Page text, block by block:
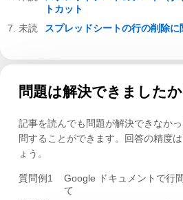
トカット
スプレッドシートの行の削除に
問題は解決できましたか
記事を読んでも問題が解決できなか
問することができます。回答の精度
ょう。
質問例1
Google ドキュメントで行
て